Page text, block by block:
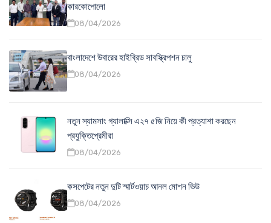
কারকোপোলো
08/04/2026
বাংলাদেশে উবারের হাইব্রিড সাবস্ক্রিপশন চালু
08/04/2026
নতুন স্যামসাং গ্যালাক্সি এ২৭ ৫জি নিয়ে কী প্রত্যাশা করছেন
প্রযুক্তিপ্রেমীরা
08/04/2026
কসপেটের নতুন দুটি স্মার্টওয়াচ আনল মোশন ভিউ
08/04/2026